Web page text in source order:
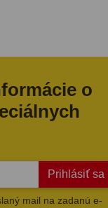
o
Prihlásiť sa
mail na zadanú e-